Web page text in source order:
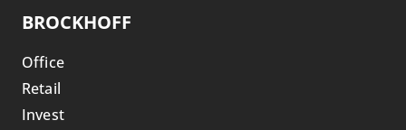
BROCKHOFF
Office
Retail
Invest